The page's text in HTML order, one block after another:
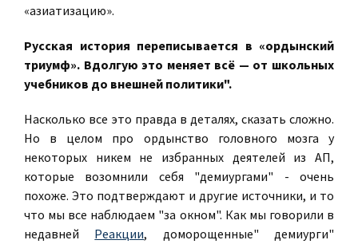
«азиатизацию».
Русская история переписывается в «ордынский
триумф». Вдолгую это меняет всё — от школьных
учебников до внешней политики".
Насколько все это правда в деталях, сказать сложно.
Но в целом про ордынство головного мозга у
некоторых никем не избранных деятелей из АП,
которые возомнили себя "демиургами" - очень
похоже. Это подтверждают и другие источники, и то
что мы все наблюдаем "за окном". Как мы говорили в
недавней Реакции, доморощенные" демиурги"